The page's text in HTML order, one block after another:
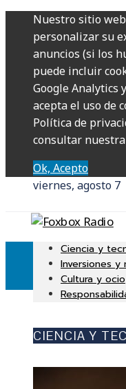
Nuestro sitio
personalizar su
anuncios (si los
puede incluir
Google Analytics
acepta el uso de
Política de
consultar
Ok, Acepto
viernes, agosto 7
Ciencia y
Inversiones y
Cultura y ocio
CIENCIA Y